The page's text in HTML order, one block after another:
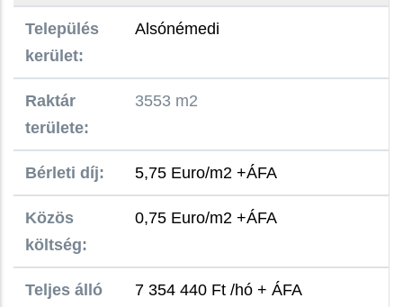
Település
kerület:
Alsónémedi
Raktár
területe:
3553 m2
Bérleti díj: 5,75 Euro/m2 +ÁFA
Közös
költség:
0,75 Euro/m2 +ÁFA
Teljes álló 7 354 440 Ft /hó + ÁFA